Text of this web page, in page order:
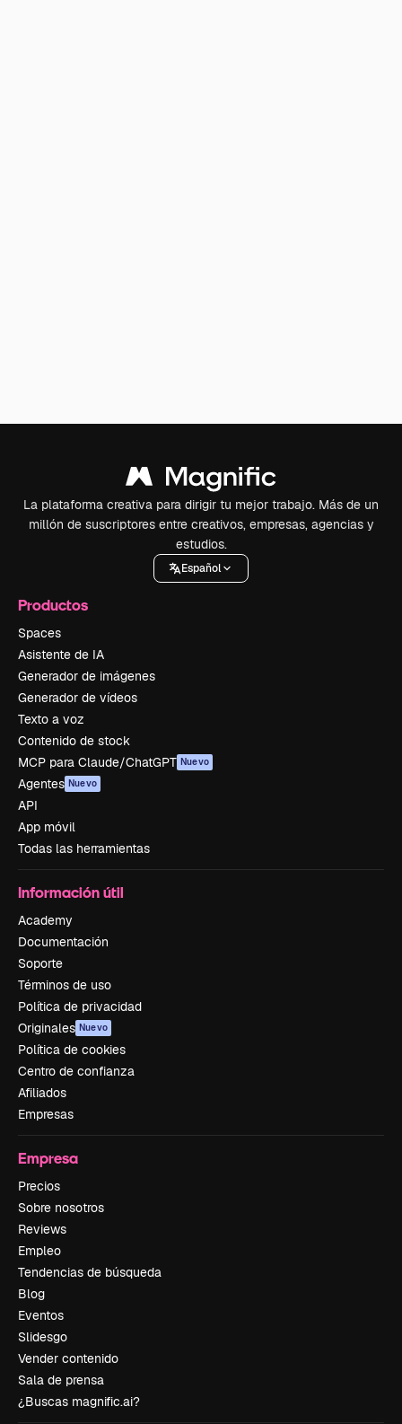
La plataforma creativa para dirigir tu mejor trabajo. Más de un
millón de suscriptores entre creativos, empresas, agencias y
estudios.
Español
Productos
Spaces
Asistente de IA
Generador de imágenes
Generador de vídeos
Texto a voz
Contenido de stock
MCP para Claude/ChatGPT Nuevo
Agentes Nuevo
API
App móvil
Todas las herramientas
Información útil
Academy
Documentación
Soporte
Términos de uso
Política de privacidad
Originales Nuevo
Política de cookies
Centro de confianza
Afiliados
Empresas
Empresa
Precios
Sobre nosotros
Reviews
Empleo
Tendencias de búsqueda
Blog
Eventos
Slidesgo
Vender contenido
Sala de prensa
¿Buscas magnific.ai?